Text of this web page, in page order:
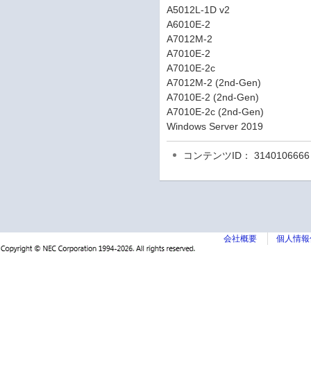
A5012L-1D v2
A6010E-2
A7012M-2
A7010E-2
A7010E-2c
A7012M-2 (2nd-Gen)
A7010E-2 (2nd-Gen)
A7010E-2c (2nd-Gen)
Windows Server 2019
コンテンツID： 3140106666
会社概要 個人情